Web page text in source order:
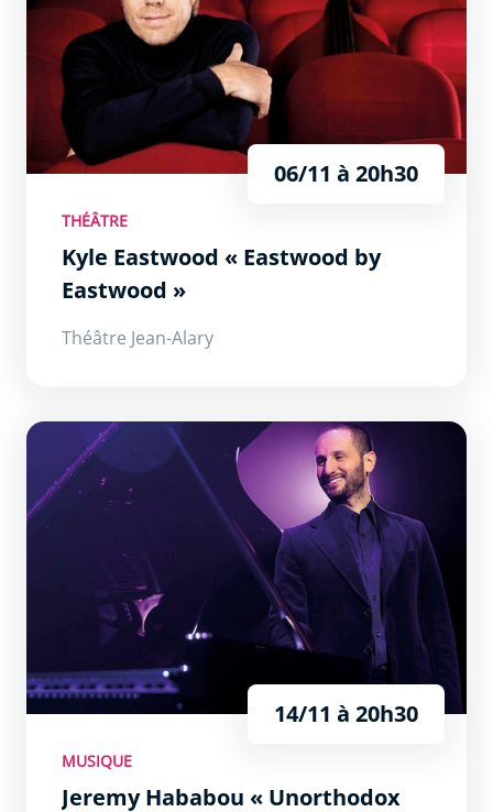
06/11 à 20h30
THÉÂTRE
Kyle Eastwood « Eastwood by
Eastwood »
Théâtre Jean-Alary
Jeremy Hababou « Unorthodox Pianist »
14/11 à 20h30
MUSIQUE
Jeremy Hababou « Unorthodox